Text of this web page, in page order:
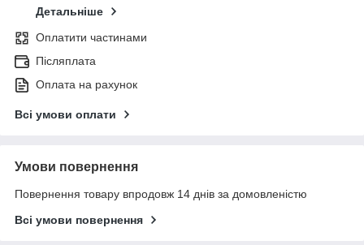
Детальніше
Оплатити частинами
Післяплата
Оплата на рахунок
Всі умови оплати
Умови повернення
Повернення товару впродовж 14 днів за домовленістю
Всі умови повернення